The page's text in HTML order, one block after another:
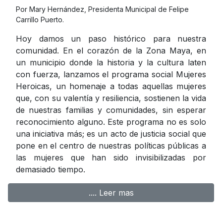
Por Mary Hernández, Presidenta Municipal de Felipe
Carrillo Puerto.
Hoy damos un paso histórico para nuestra
comunidad. En el corazón de la Zona Maya, en
un municipio donde la historia y la cultura laten
con fuerza, lanzamos el programa social Mujeres
Heroicas, un homenaje a todas aquellas mujeres
que, con su valentía y resiliencia, sostienen la vida
de nuestras familias y comunidades, sin esperar
reconocimiento alguno. Este programa no es solo
una iniciativa más; es un acto de justicia social que
pone en el centro de nuestras políticas públicas a
las mujeres que han sido invisibilizadas por
demasiado tiempo.
.... Leer mas